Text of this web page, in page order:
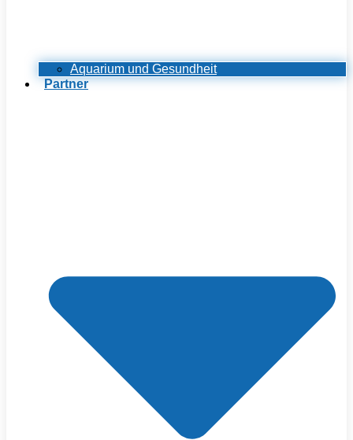
Aquarium und Gesundheit
Partner